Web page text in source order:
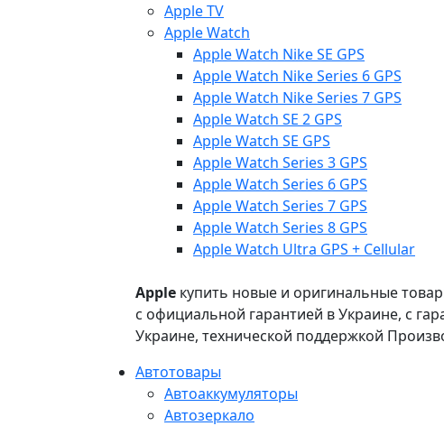
Apple TV
Apple Watch
Apple Watch Nike SE GPS
Apple Watch Nike Series 6 GPS
Apple Watch Nike Series 7 GPS
Apple Watch SE 2 GPS
Apple Watch SE GPS
Apple Watch Series 3 GPS
Apple Watch Series 6 GPS
Apple Watch Series 7 GPS
Apple Watch Series 8 GPS
Apple Watch Ultra GPS + Cellular
Apple купить новые и оригинальные
с официальной гарантией в Украине, с
Украине, технической поддержкой
Автотовары
Автоаккумуляторы
Автозеркало